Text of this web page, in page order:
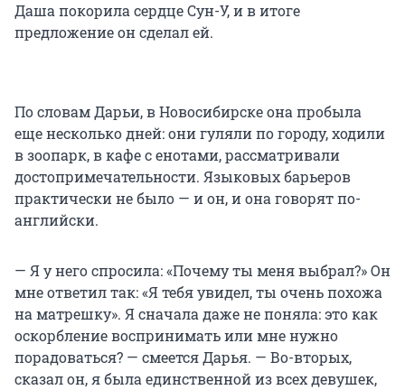
Даша покорила сердце Сун-У, и в итоге
предложение он сделал ей.
По словам Дарьи, в Новосибирске она пробыла
еще несколько дней: они гуляли по городу, ходили
в зоопарк, в кафе с енотами, рассматривали
достопримечательности. Языковых барьеров
практически не было — и он, и она говорят по-
английски.
— Я у него спросила: «Почему ты меня выбрал?» Он
мне ответил так: «Я тебя увидел, ты очень похожа
на матрешку». Я сначала даже не поняла: это как
оскорбление воспринимать или мне нужно
порадоваться? — смеется Дарья. — Во-вторых,
сказал он, я была единственной из всех девушек,